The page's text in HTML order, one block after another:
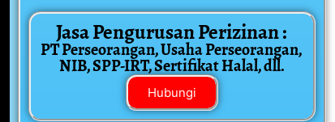
Jasa Pengurusan Perizinan :
PT Perseorangan, Usaha Perseorangan,
NIB, SPP-IRT, Sertifikat Halal, dll.
Hubungi